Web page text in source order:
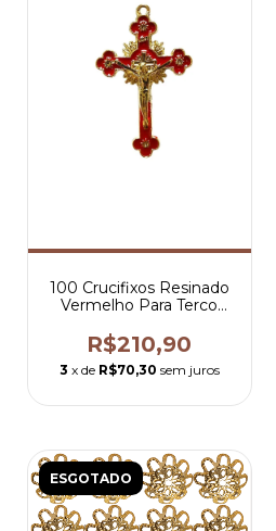
100 Crucifixos Resinado
Vermelho Para Terco
R$210,90
3 x de R$70,30 sem juros
ESGOTADO